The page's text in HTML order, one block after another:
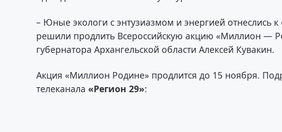
– Юные экологи с энтузиазмом и энергией отнеслись
решили продлить Всероссийскую акцию «Миллион —
губернатора Архангельской области Алексей Кувакин.
Акция «Миллион Родине» продлится до 15 ноября.
телеканала«Регион 29»: